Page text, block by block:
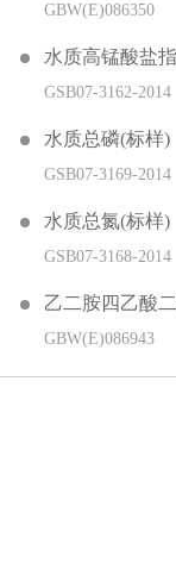
GBW(E)086350
水质高锰酸盐
GSB07-3162-2014
水质总磷(标样)
GSB07-3169-2014
水质总氮(标样)
GSB07-3168-2014
乙二胺四乙酸
GBW(E)086943